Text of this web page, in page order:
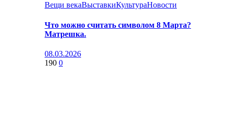
Вещи векаВыставкиКультураНовости
Что можно считать символом 8 Марта?
Матрешка.
08.03.2026
190 0